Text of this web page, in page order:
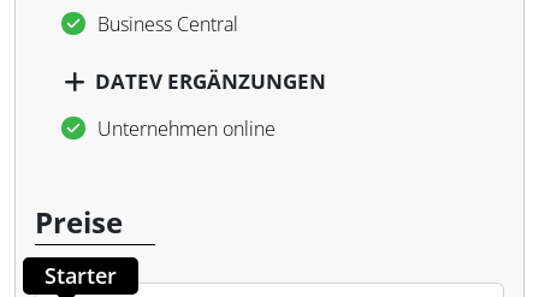
Business Central
DATEV ERGÄNZUNGEN
Unternehmen online
Preise
Starter